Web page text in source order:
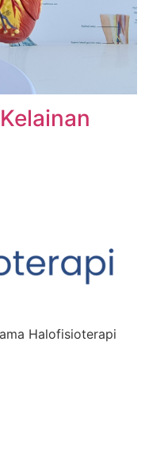
Halofisioterapi